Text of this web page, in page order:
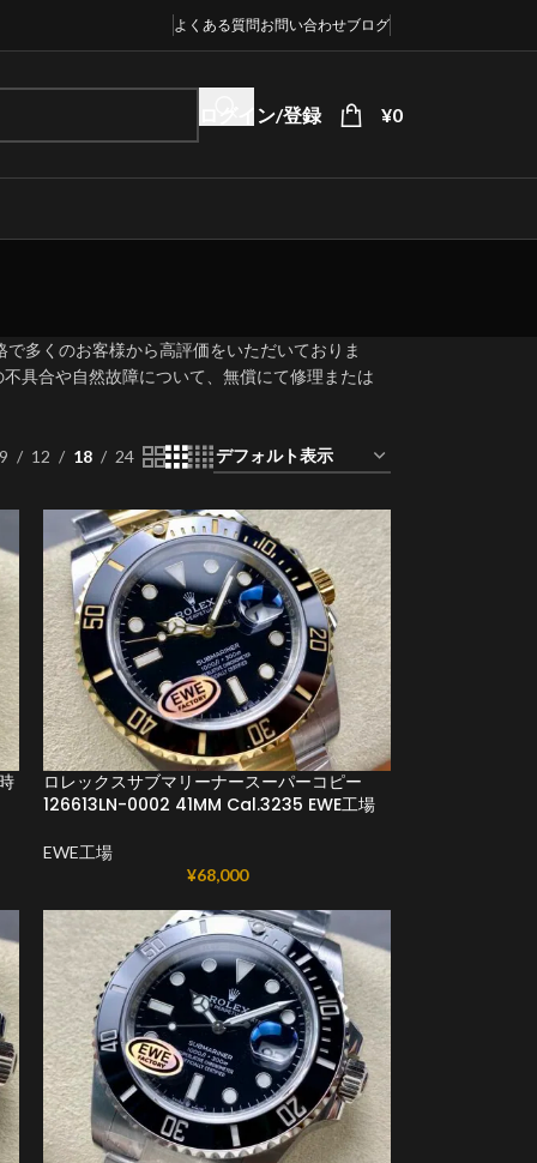
よくある質問お問い合わせブログ
ログイン/登録 ¥0
多くのお客様から高評価をいただいておりま
具合や自然故障について、無償にて修理または
12 18 24
ロレックスサブマリーナースーパーコピー
126613LN-0002 41MM Cal.3235 EWE工場
EWE工場
¥68,000